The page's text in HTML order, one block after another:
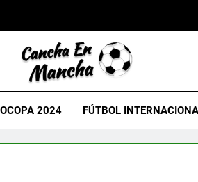
2024 FÚTBOL